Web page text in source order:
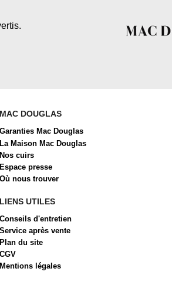
MAC DOUGLAS
Garanties Mac Douglas
La Maison Mac Douglas
Nos cuirs
Espace presse
Où nous trouver
LIENS UTILES
Conseils d'entretien
Service après vente
Plan du site
CGV
Mentions légales